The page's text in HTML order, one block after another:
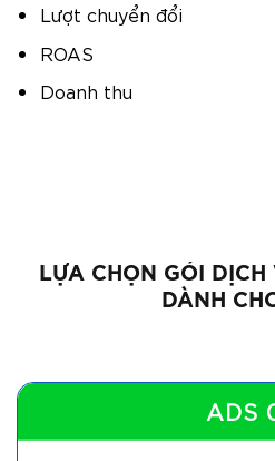
Lượt chuyển đổi
ROAS
Doanh thu
LỰA CHỌN GÓI
DÀNH
ADS